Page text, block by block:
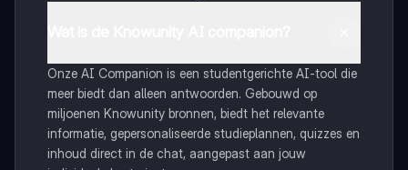
Onze AI Companion is een studentgerichte AI-tool die
meer biedt dan alleen antwoorden. Gebouwd op
miljoenen Knowunity bronnen, biedt het relevante
informatie, gepersonaliseerde studieplannen, quizzes en
inhoud direct in de chat, aangepast aan jouw